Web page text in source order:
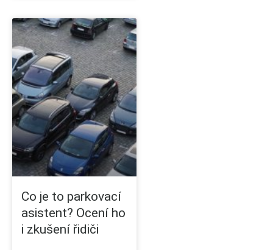
Co je to parkovací
asistent? Ocení ho
i zkušení řidiči